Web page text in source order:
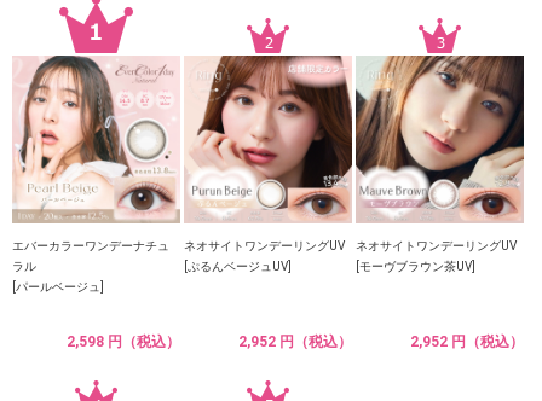
エバーカラーワンデーナチュ
ラル
[パールベージュ]
2,598 円（税込）
ネオサイトワンデーリングUV
[ぷるんベージュUV]
2,952 円（税込）
ネオサイトワンデーリングUV
[モーヴブラウン茶UV]
2,952 円（税込）